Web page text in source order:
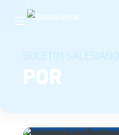
Abrir menu principal
BOLETIM SALESIANO
POR
Pesquisar no site
Início
somos